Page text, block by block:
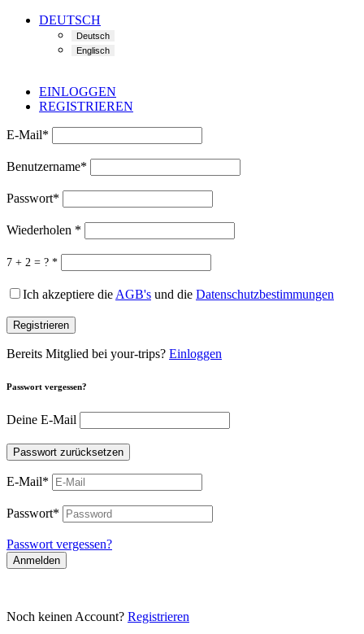
DEUTSCH
EINLOGGEN
REGISTRIEREN
E-Mail*
Benutzername*
Passwort*
Wiederholen *
7 + 2 = ? *
Ich akzeptiere die AGB's und die Datenschutzbestimmungen
Registrieren
Bereits Mitglied bei your-trips? Einloggen
Passwort vergessen?
Deine E-Mail
Passwort zurücksetzen
E-Mail*
Passwort*
Passwort vergessen?
Anmelden
Noch keinen Account? Registrieren